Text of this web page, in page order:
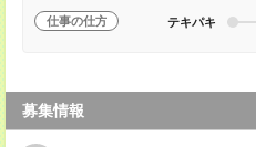
仕事の仕方 テキパキ
募集情報